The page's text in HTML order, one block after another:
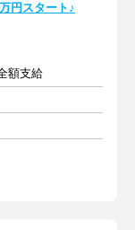
円スタート♪
額支給